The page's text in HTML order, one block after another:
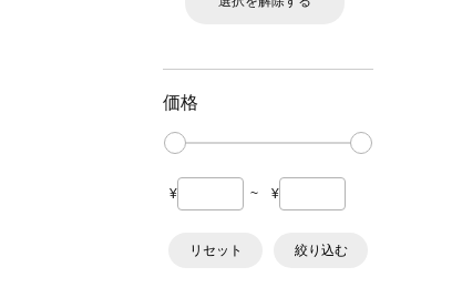
価格
¥ ~ ¥
リセット 絞り込む